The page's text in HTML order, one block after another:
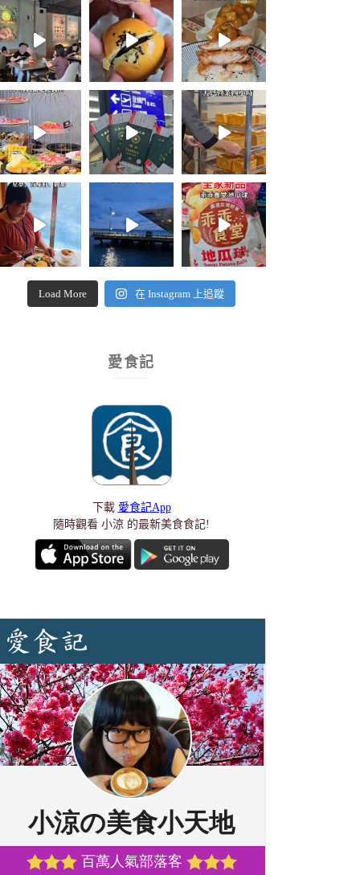
Load More 在 Instagram 上追蹤
愛食記
下載 愛食記App
隨時觀看 小涼 的最新美食食記!